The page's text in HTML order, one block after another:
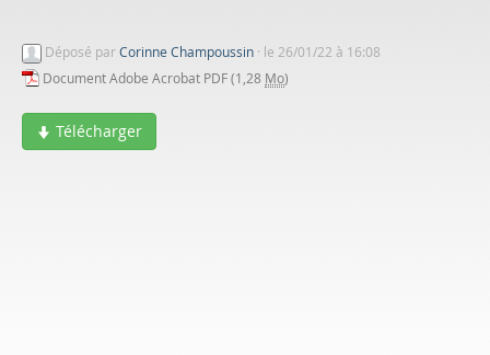
Déposé parCorinne Champoussin · le 26/01/22 à 16:08
Document Adobe Acrobat PDF (1,28 Mo)
Télécharger